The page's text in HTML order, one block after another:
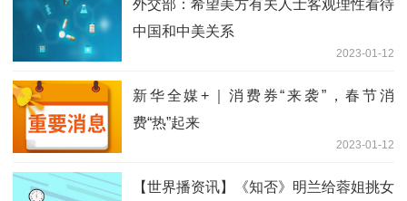
外交部：希望美方有关人士客观理性看待
中国和中美关系
2023-01-12
新华全媒+｜消费券“来袭”，春节消
费“热”起来
2023-01-12
【世界播资讯】《知否》明兰给蓉姐挑女